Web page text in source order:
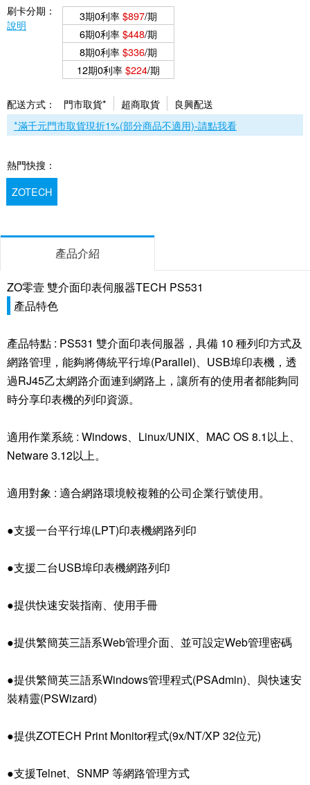
刷卡分期：
說明
3期0利率$897/期
6期0利率$448/期
8期0利率$336/期
12期0利率$224/期
配送方式： 門市取貨* 超商取貨
良興配送
*滿千元門市取貨現折1%(部分商品不適用)-請點我看
熱門快搜：
ZOTECH
產品介紹
ZO零壹 雙介面印表伺服器TECH PS531
產品特色
產品特點 : PS531 雙介面印表伺服器，具備 10 種列印方式及
網路管理，能夠將傳統平行埠(Parallel)、USB埠印表機，透
過RJ45乙太網路介面連到網路上，讓所有的使用者都能夠同
時分享印表機的列印資源。
適用作業系統 : Windows、Linux/UNIX、MAC OS 8.1以上、
Netware 3.12以上。
適用對象 : 適合網路環境較複雜的公司企業行號使用。
●支援一台平行埠(LPT)印表機網路列印
●支援二台USB埠印表機網路列印
●提供快速安裝指南、使用手冊
●提供繁簡英三語系Web管理介面、並可設定Web管理密碼
●提供繁簡英三語系Windows管理程式(PSAdmin)、與快速安
裝精靈(PSWizard)
●提供ZOTECH Print Monitor程式(9x/NT/XP 32位元)
●支援Telnet、SNMP 等網路管理方式